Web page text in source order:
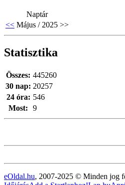
Naptár
<< Május / 2025 >>
Statisztika
Most: 9
Összes: 445260
30 nap: 20257
24 óra: 546
eOldal.hu, 2007-2025 © Minden jog